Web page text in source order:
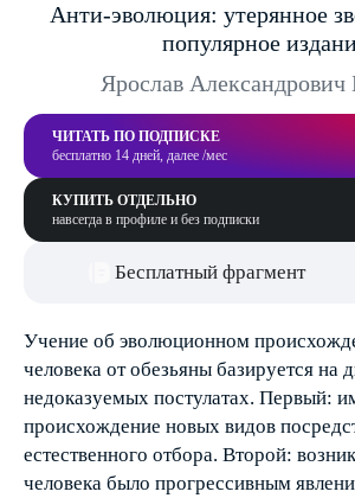
Анти-эволюция: утерянное
популярное
Ярослав Александрович
ЧИТАТЬ ПО ПОДПИСКЕ
бесплатно 14 дней, далее /мес
КУПИТЬ ОТДЕЛЬНО
навсегда в профиле и без подписки
Бесплатный фрагмент
Учение об эволюционном
человека от обезьяны базируется на
недоказуемых постулатах. Первый:
происхождение новых видов
естественного отбора. Второй:
человека было прогрессивным